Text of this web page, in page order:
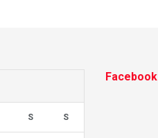
S S
Facebook